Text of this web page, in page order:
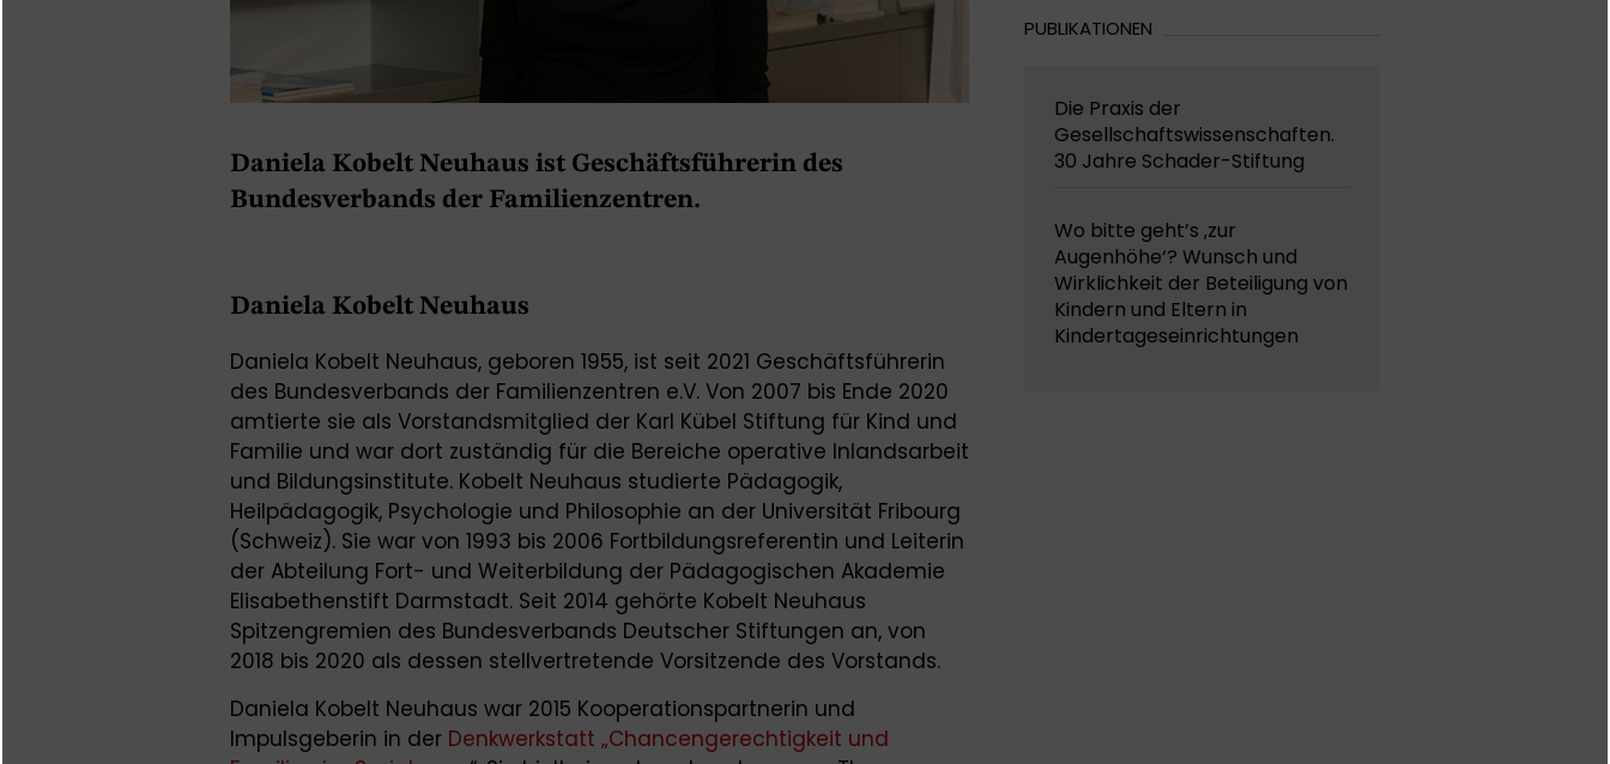
Daniela Kobelt Neuhaus ist Geschäftsführerin des
Bundesverbands der Familienzentren.
Daniela Kobelt Neuhaus
Daniela Kobelt Neuhaus, geboren 1955, ist seit 2021 Geschäftsführerin
des Bundesverbands der Familienzentren e.V. Von 2007 bis Ende 2020
amtierte sie als Vorstandsmitglied der Karl Kübel Stiftung für Kind und
Familie und war dort zuständig für die Bereiche operative Inlandsarbeit
und Bildungsinstitute. Kobelt Neuhaus studierte Pädagogik,
Heilpädagogik, Psychologie und Philosophie an der Universität Fribourg
(Schweiz). Sie war von 1993 bis 2006 Fortbildungsreferentin und Leiterin
der Abteilung Fort- und Weiterbildung der Pädagogischen Akademie
Elisabethenstift Darmstadt. Seit 2014 gehörte Kobelt Neuhaus
Spitzengremien des Bundesverbands Deutscher Stiftungen an, von
2018 bis 2020 als dessen stellvertretende Vorsitzende des Vorstands.
Daniela Kobelt Neuhaus war 2015 Kooperationspartnerin und
Impulsgeberin in der Denkwerkstatt „Chancengerechtigkeit und
PUBLIKATIONEN
Die Praxis der
Gesellschaftswissenschaften.
30 Jahre Schader-Stiftung
Wo bitte geht’s ‚zur
Augenhöhe‘? Wunsch und
Wirklichkeit der Beteiligung von
Kindern und Eltern in
Kindertageseinrichtungen